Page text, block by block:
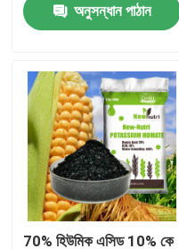
আমিনো অ্যাসিড জৈব সার
নাইট্রোজেন জৈব সার
পটাসিয়াম হুমেট সার
সিউইড এক্সট্র্যাক্ট পাউডার সার
ফুলভিক এসিড পাউডার
অনুসন্ধান পাঠান
70% হিউমিক এসিড 10% কে